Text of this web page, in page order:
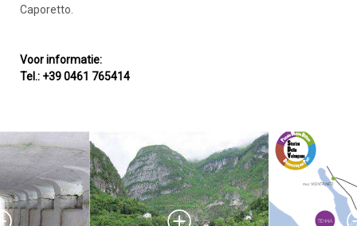
Caporetto.
Voor informatie:
Tel.: +39 0461 765414